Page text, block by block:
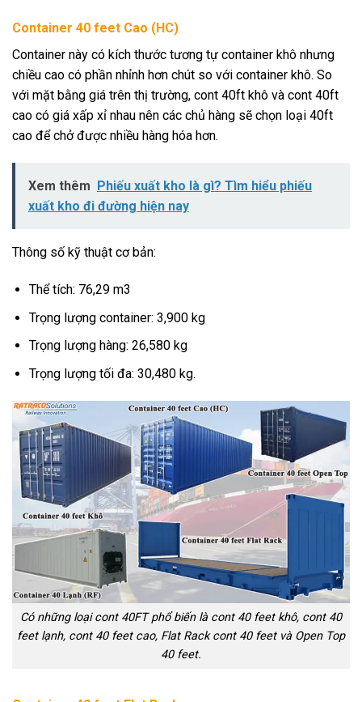
Container 40 feet Cao (HC)
Container này có kích thước tương tự container khô nhưng
chiều cao có phần nhỉnh hơn chút so với container khô. So
với mặt bằng giá trên thị trường, cont 40ft khô và cont 40ft
cao có giá xấp xỉ nhau nên các chủ hàng sẽ chọn loại 40ft
cao để chở được nhiều hàng hóa hơn.
Xem thêm
Phiếu xuất kho là gì? Tìm hiểu phiếu
xuất kho đi đường hiện nay
Thông số kỹ thuật cơ bản:
Thể tích: 76,29 m3
Trọng lượng container: 3,900 kg
Trọng lượng hàng: 26,580 kg
Trọng lượng tối đa: 30,480 kg.
Có những loại cont 40FT phổ biến là cont 40 feet khô, cont 40
feet lạnh, cont 40 feet cao, Flat Rack cont 40 feet và Open Top
40 feet.